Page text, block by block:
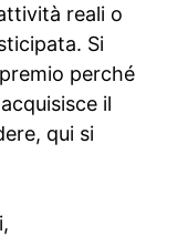
reali o
Si
perché
il
qui si